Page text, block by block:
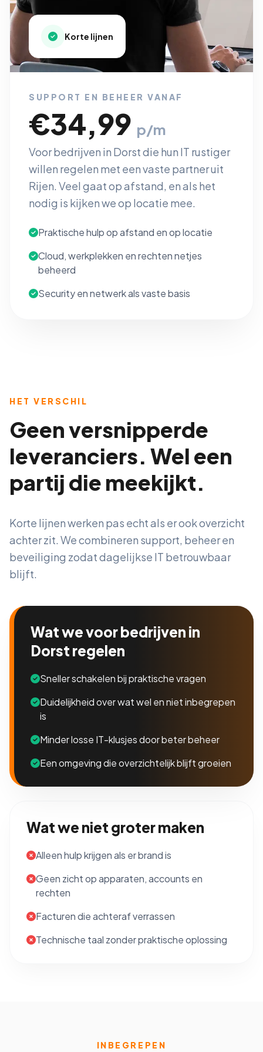
Korte lijnen
SUPPORT EN BEHEER VANAF
€34,99 p/m
Voor bedrijven in Dorst die hun IT rustiger
willen regelen met een vaste partner uit
Rijen. Veel gaat op afstand, en als het
nodig is kijken we op locatie mee.
Praktische hulp op afstand en op locatie
Cloud, werkplekken en rechten netjes
beheerd
Security en netwerk als vaste basis
HET VERSCHIL
Geen versnipperde
leveranciers. Wel een
partij die meekijkt.
Korte lijnen werken pas echt als er ook overzicht
achter zit. We combineren support, beheer en
beveiliging zodat dagelijkse IT betrouwbaar
blijft.
Wat we voor bedrijven in
Dorst regelen
Sneller schakelen bij praktische vragen
Duidelijkheid over wat wel en niet inbegrepen
is
Minder losse IT-klusjes door beter beheer
Een omgeving die overzichtelijk blijft groeien
Wat we niet groter maken
Alleen hulp krijgen als er brand is
Geen zicht op apparaten, accounts en
rechten
Facturen die achteraf verrassen
Technische taal zonder praktische oplossing
INBEGREPEN